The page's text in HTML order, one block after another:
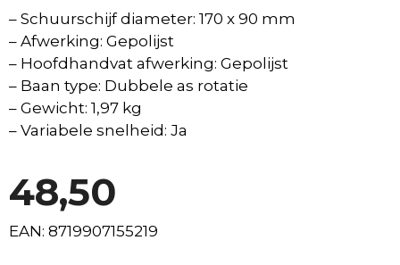
– Schuurschijf diameter: 170 x 90 mm
– Afwerking: Gepolijst
– Hoofdhandvat afwerking: Gepolijst
– Baan type: Dubbele as rotatie
– Gewicht: 1,97 kg
– Variabele snelheid: Ja
48,50
EAN: 8719907155219